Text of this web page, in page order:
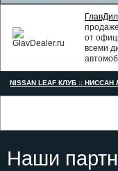
от
всеми
NISSAN LEAF КЛУБ ::
Наши